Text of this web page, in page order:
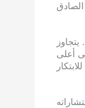
أعلى